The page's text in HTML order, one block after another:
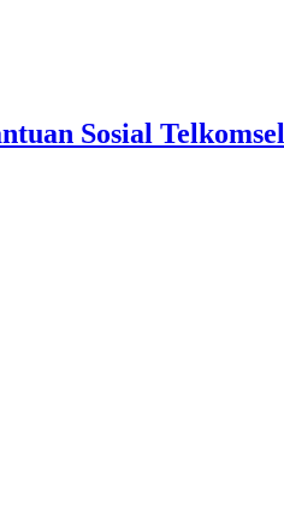
Sosial Telkomsel